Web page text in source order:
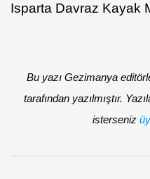
Isparta Davraz Kayak
Bu yazı Gezimanya
tarafından yazılmıştır.
isterseniz